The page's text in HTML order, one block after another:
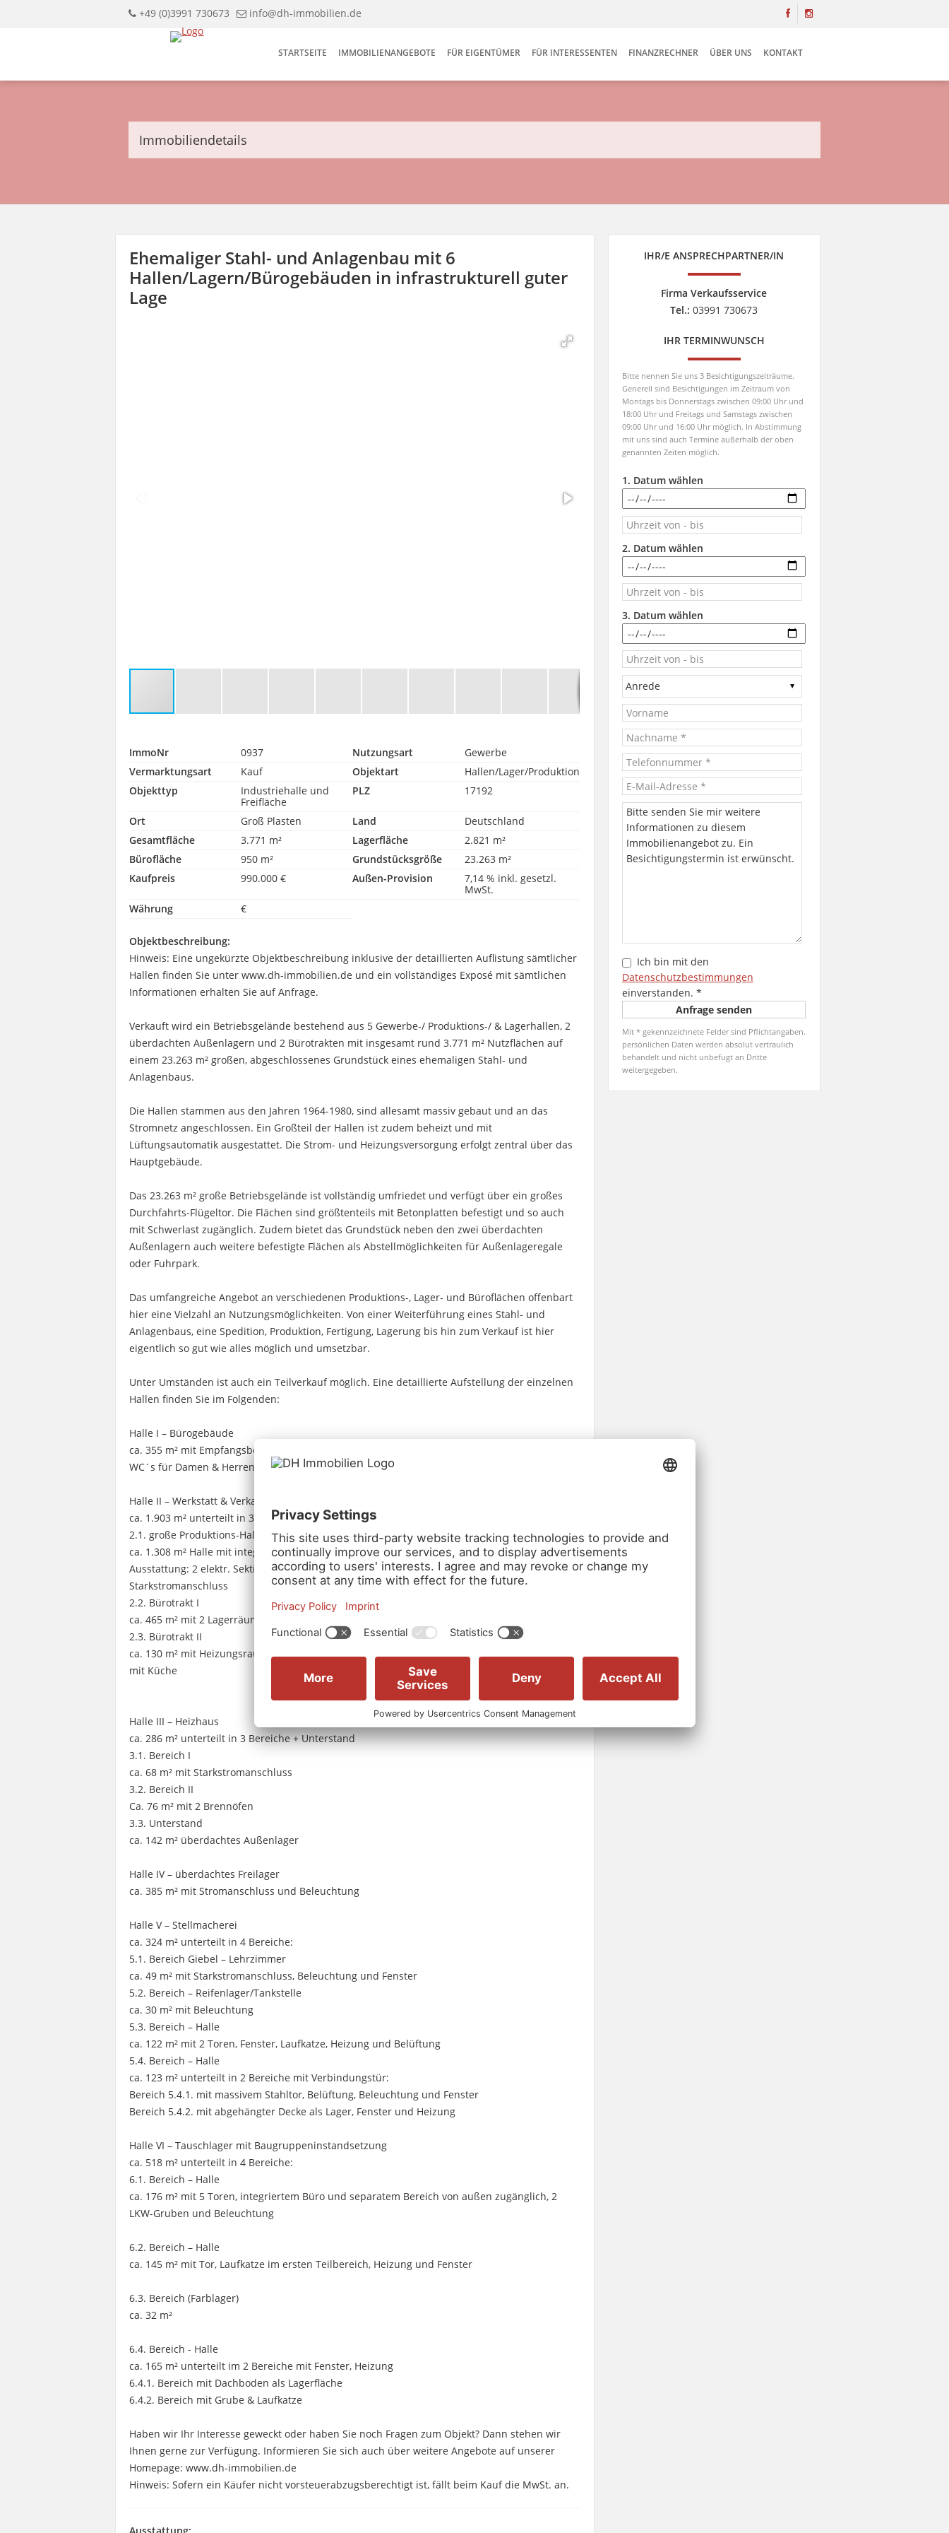
+49 (0)3991 730673 info@dh-immobilien.de
STARTSEITE IMMOBILIENANGEBOTE FÜR EIGENTÜMER FÜR INTERESSENTEN FINANZRECHNER ÜBER UNS KONTAKT
Immobiliendetails
Ehemaliger Stahl- und Anlagenbau mit 6
Hallen/Lagern/Bürogebäuden in infrastrukturell guter
Lage
ImmoNr 0937 Nutzungsart
Gewerbe
Vermarktungsart
Kauf Objektart
Hallen/Lager/Produktion
Objekttyp
Industriehalle und
Freifläche
PLZ 17192
Ort Groß Plasten Land
Deutschland
Gesamtfläche
3.771 m² Lagerfläche
2.821 m²
Bürofläche
950 m² Grundstücksgröße
23.263 m²
Kaufpreis
990.000 € Außen-Provision
7,14 % inkl. gesetzl.
MwSt.
Währung
€
Objektbeschreibung:
Hinweis: Eine ungekürzte Objektbeschreibung inklusive der detaillierten Auflistung sämtlicher
Hallen finden Sie unter www.dh-immobilien.de und ein vollständiges Exposé mit sämtlichen
Informationen erhalten Sie auf Anfrage.
Verkauft wird ein Betriebsgelände bestehend aus 5 Gewerbe-/ Produktions-/ & Lagerhallen, 2
überdachten Außenlagern und 2 Bürotrakten mit insgesamt rund 3.771 m² Nutzflächen auf
einem 23.263 m² großen, abgeschlossenes Grundstück eines ehemaligen Stahl- und
Anlagenbaus.
Die Hallen stammen aus den Jahren 1964-1980, sind allesamt massiv gebaut und an das
Stromnetz angeschlossen. Ein Großteil der Hallen ist zudem beheizt und mit
Lüftungsautomatik ausgestattet. Die Strom- und Heizungsversorgung erfolgt zentral über das
Hauptgebäude.
Das 23.263 m² große Betriebsgelände ist vollständig umfriedet und verfügt über ein großes
Durchfahrts-Flügeltor. Die Flächen sind größtenteils mit Betonplatten befestigt und so auch
mit Schwerlast zugänglich. Zudem bietet das Grundstück neben den zwei überdachten
Außenlagern auch weitere befestigte Flächen als Abstellmöglichkeiten für Außenlageregale
oder Fuhrpark.
Das umfangreiche Angebot an verschiedenen Produktions-, Lager- und Büroflächen offenbart
hier eine Vielzahl an Nutzungsmöglichkeiten. Von einer Weiterführung eines Stahl- und
Anlagenbaus, eine Spedition, Produktion, Fertigung, Lagerung bis hin zum Verkauf ist hier
eigentlich so gut wie alles möglich und umsetzbar.
Unter Umständen ist auch ein Teilverkauf möglich. Eine detaillierte Aufstellung der einzelnen
Hallen finden Sie im Folgenden:
Halle I – Bürogebäude
ca. 355 m² mit Empfangsbereich, 8 Büro´s, Seiteneingang mit separatem Eingangsbereich, 2
WC´s für Damen & Herren, Teeküche und Archiv
Halle II – Werkstatt & Verkaufseinrichtung
ca. 1.903 m² unterteilt in 3 Bereiche:
2.1. große Produktions-Halle:
ca. 1.308 m² Halle mit integriertem Lagerraum und Büro
Ausstattung: 2 elektr. Sektionaltore mit Schlupftüren, LED-Beleuchtung und
Starkstromanschluss
2.2. Bürotrakt I
ca. 465 m² mit 2 Lagerräumen, 4 Büros und Besprechungsraum
2.3. Bürotrakt II
ca. 130 m² mit Heizungsraum, Umkleide, 2 WC´s für Damen & Herren und Gemeinschaftsraum
mit Küche
Halle III – Heizhaus
ca. 286 m² unterteilt in 3 Bereiche + Unterstand
3.1. Bereich I
ca. 68 m² mit Starkstromanschluss
3.2. Bereich II
Ca. 76 m² mit 2 Brennöfen
3.3. Unterstand
ca. 142 m² überdachtes Außenlager
Halle IV – überdachtes Freilager
ca. 385 m² mit Stromanschluss und Beleuchtung
Halle V – Stellmacherei
ca. 324 m² unterteilt in 4 Bereiche:
5.1. Bereich Giebel – Lehrzimmer
ca. 49 m² mit Starkstromanschluss, Beleuchtung und Fenster
5.2. Bereich – Reifenlager/Tankstelle
ca. 30 m² mit Beleuchtung
5.3. Bereich – Halle
ca. 122 m² mit 2 Toren, Fenster, Laufkatze, Heizung und Belüftung
5.4. Bereich – Halle
ca. 123 m² unterteilt in 2 Bereiche mit Verbindungstür:
Bereich 5.4.1. mit massivem Stahltor, Belüftung, Beleuchtung und Fenster
Bereich 5.4.2. mit abgehängter Decke als Lager, Fenster und Heizung
Halle VI – Tauschlager mit Baugruppeninstandsetzung
ca. 518 m² unterteilt in 4 Bereiche:
6.1. Bereich – Halle
ca. 176 m² mit 5 Toren, integriertem Büro und separatem Bereich von außen zugänglich, 2
LKW-Gruben und Beleuchtung
6.2. Bereich – Halle
ca. 145 m² mit Tor, Laufkatze im ersten Teilbereich, Heizung und Fenster
6.3. Bereich (Farblager)
ca. 32 m²
6.4. Bereich - Halle
ca. 165 m² unterteilt im 2 Bereiche mit Fenster, Heizung
6.4.1. Bereich mit Dachboden als Lagerfläche
6.4.2. Bereich mit Grube & Laufkatze
Haben wir Ihr Interesse geweckt oder haben Sie noch Fragen zum Objekt? Dann stehen wir
Ihnen gerne zur Verfügung. Informieren Sie sich auch über weitere Angebote auf unserer
Homepage: www.dh-immobilien.de
Hinweis: Sofern ein Käufer nicht vorsteuerabzugsberechtigt ist, fällt beim Kauf die MwSt. an.
IHR/E ANSPRECHPARTNER/IN
Firma Verkaufsservice
Tel.: 03991 730673
IHR TERMINWUNSCH
Bitte nennen Sie uns 3 Besichtigungszeiträume.
Generell sind Besichtigungen im Zeitraum von
Montags bis Donnerstags zwischen 09:00 Uhr und
18:00 Uhr und Freitags und Samstags zwischen
09:00 Uhr und 16:00 Uhr möglich. In Abstimmung
mit uns sind auch Termine außerhalb der oben
genannten Zeiten möglich.
1. Datum wählen
2. Datum wählen
3. Datum wählen
Ich bin mit den
Datenschutzbestimmungen
einverstanden. *
Mit * gekennzeichnete Felder sind Pflichtangaben.
persönlichen Daten werden absolut vertraulich
behandelt und nicht unbefugt an Dritte
weitergegeben.